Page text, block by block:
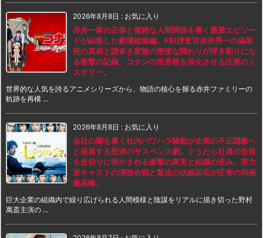
2026年8月8日 : お気に入り
赤井一家の正体と複雑な人間関係を暴く重要エピソー
ドが結集した劇場総集編。FBI捜査官赤井秀一の偽装
死の真相と謎多き家族の密接な関わりが浮き彫りにな
る衝撃の記録。コナンの世界観を深化させる圧巻のミ
ステリー。
世界的な人気を誇るアニメシリーズから、物語の核心を握る赤井ファミリーの
軌跡を再構 ...
2026年8月8日 : お気に入り
会社の闇を暴く社内パワハラ騒動が企業の不正隠蔽へ
と発展する怒涛のサスペンス劇。ぐうたら社員の告発
を皮切りに明かされる衝撃の真実と組織の歪み。実力
派キャストの演技合戦と緊迫の伏線回収が圧巻の邦画
最高峰。
巨大企業の組織内で繰り広げられる人間模様と陰謀をリアルに描き切った野村
萬斎主演の ...